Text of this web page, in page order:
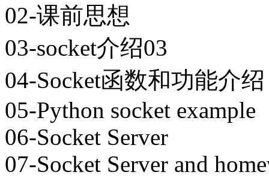
02-课前思想
03-socket介绍03
04-Socket函数和功能介绍
05-Python socket example
06-Socket Server
07-Socket Server and